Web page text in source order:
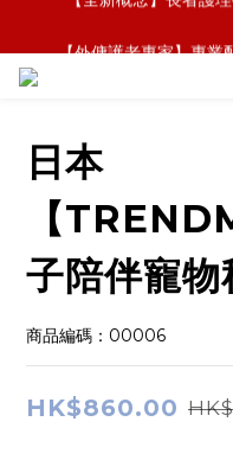
【外傭護老專家】專
【全新概念】長者護
日本
【
子陪伴寵物
商品編碼：00006
HK$860.00